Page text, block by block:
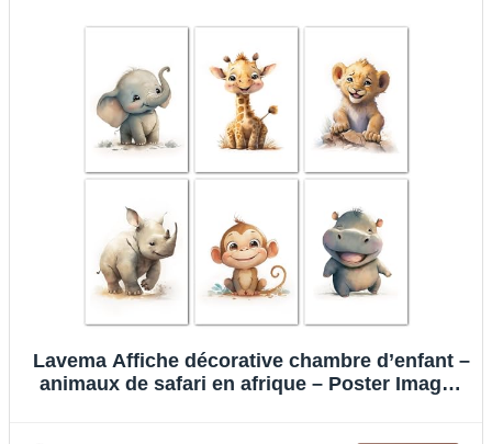
Lavema Affiche décorative chambre d’enfant –
animaux de safari en afrique – Poster Images